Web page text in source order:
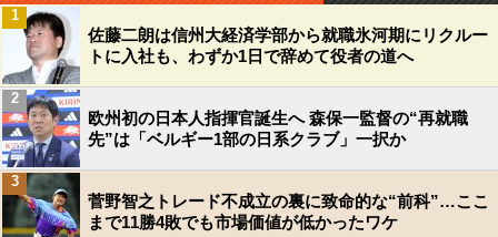
佐藤二朗は信州大経済学部から就職氷河期にリクルー
トに入社も、わずか1日で辞めて役者の道へ
1
欧州初の日本人指揮官誕生へ 森保一監督の“再就職
先”は「ベルギー1部の日系クラブ」一択か
2
菅野智之トレード不成立の裏に致命的な“前科”…ここ
まで11勝4敗でも市場価値が低かったワケ
3